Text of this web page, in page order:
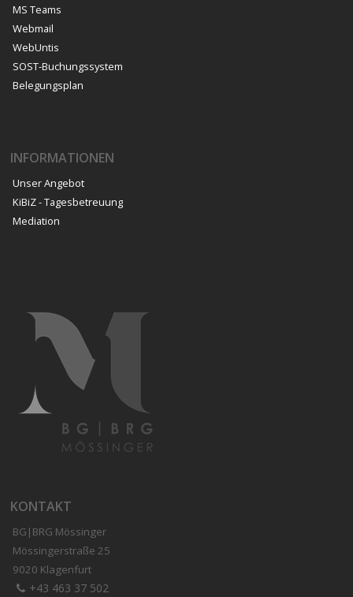
MS Teams
Webmail
WebUntis
SOST-Buchungssystem
Belegungsplan
INFORMATIONEN
Unser Angebot
KiBiZ - Tagesbetreuung
Mediation
KONTAKT
BG|BRG Mössinger
Mössingerstraße 25
9020 Klagenfurt
+43 463 37 502